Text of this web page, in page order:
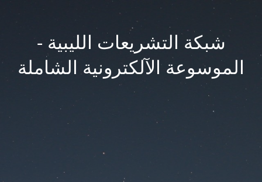
شبكة التشريعات الليبية -
الموسوعة الآلكترونية الشاملة